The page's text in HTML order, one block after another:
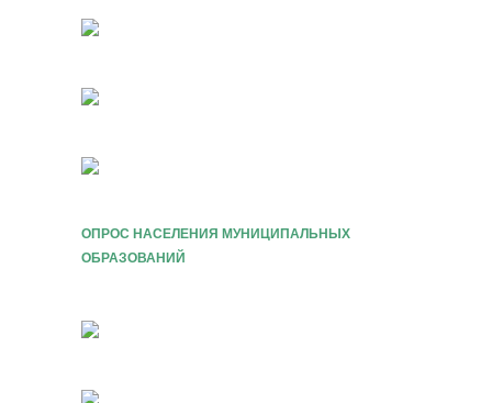
ОПРОС НАСЕЛЕНИЯ МУНИЦИПАЛЬНЫХ
ОБРАЗОВАНИЙ